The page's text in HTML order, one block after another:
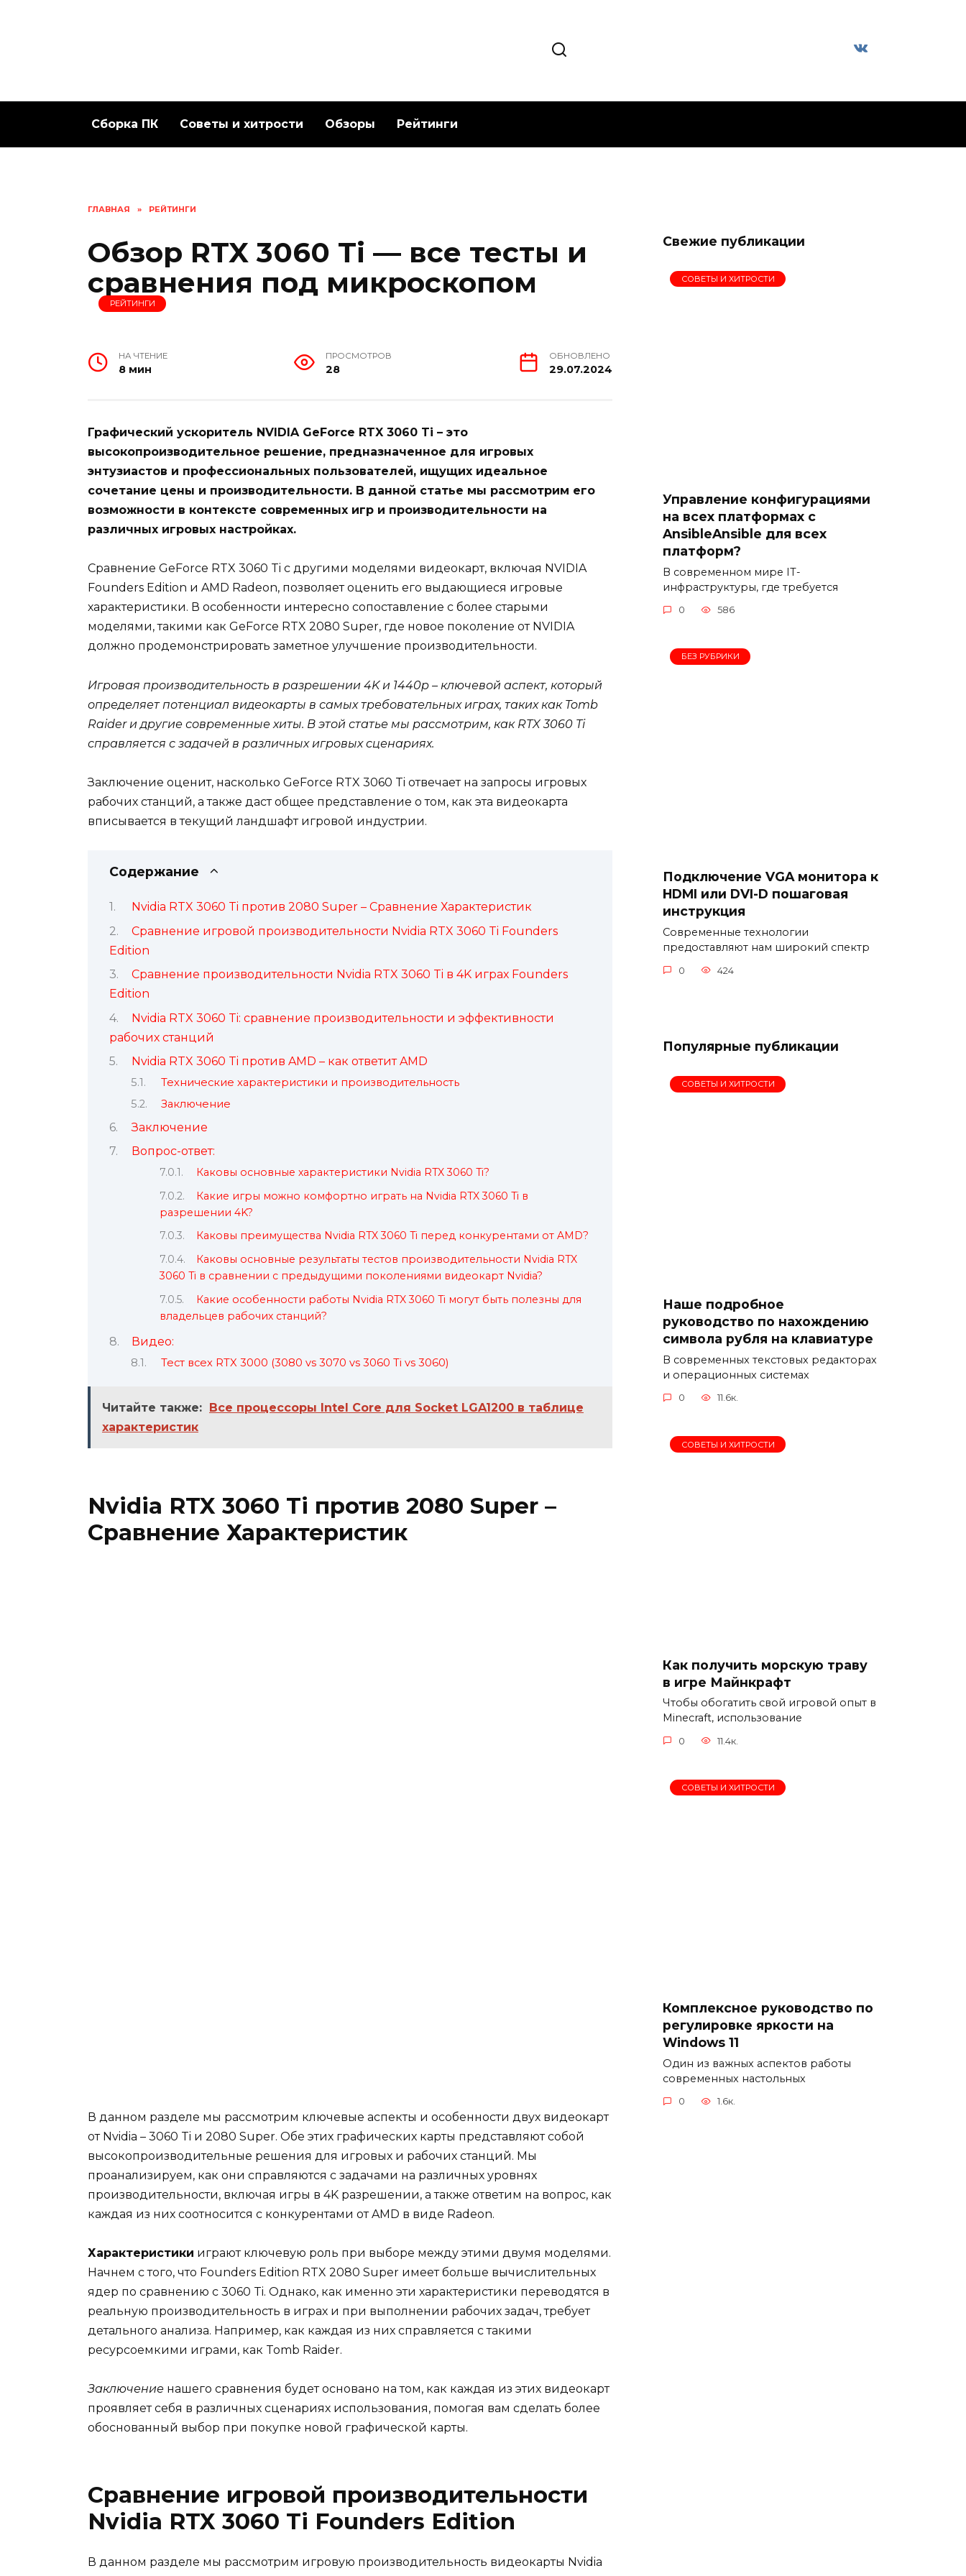
Сборка ПК Советы и хитрости Обзоры Рейтинги
ГЛАВНАЯ » РЕЙТИНГИ
Обзор RTX 3060 Ti — все тесты и
сравнения под микроскопом
РЕЙТИНГИ
НА ЧТЕНИЕ
8 мин
ПРОСМОТРОВ
28
ОБНОВЛЕНО
29.07.2024
Графический ускоритель NVIDIA GeForce RTX 3060 Ti – это
высокопроизводительное решение, предназначенное для игровых
энтузиастов и профессиональных пользователей, ищущих идеальное
сочетание цены и производительности. В данной статье мы рассмотрим его
возможности в контексте современных игр и производительности на
различных игровых настройках.
Сравнение GeForce RTX 3060 Ti с другими моделями видеокарт, включая NVIDIA
Founders Edition и AMD Radeon, позволяет оценить его выдающиеся игровые
характеристики. В особенности интересно сопоставление с более старыми
моделями, такими как GeForce RTX 2080 Super, где новое поколение от NVIDIA
должно продемонстрировать заметное улучшение производительности.
Игровая производительность в разрешении 4K и 1440p – ключевой аспект, который
определяет потенциал видеокарты в самых требовательных играх, таких как Tomb
Raider и другие современные хиты. В этой статье мы рассмотрим, как RTX 3060 Ti
справляется с задачей в различных игровых сценариях.
Заключение оценит, насколько GeForce RTX 3060 Ti отвечает на запросы игровых
рабочих станций, а также даст общее представление о том, как эта видеокарта
вписывается в текущий ландшафт игровой индустрии.
Содержание
Nvidia RTX 3060 Ti против 2080 Super – Сравнение Характеристик
Сравнение игровой производительности Nvidia RTX 3060 Ti Founders
Edition
Сравнение производительности Nvidia RTX 3060 Ti в 4K играх Founders
Edition
Nvidia RTX 3060 Ti: сравнение производительности и эффективности
рабочих станций
Nvidia RTX 3060 Ti против AMD – как ответит AMD
Технические характеристики и производительность
Заключение
Заключение
Вопрос-ответ:
Каковы основные характеристики Nvidia RTX 3060 Ti?
Какие игры можно комфортно играть на Nvidia RTX 3060 Ti в
разрешении 4K?
Каковы преимущества Nvidia RTX 3060 Ti перед конкурентами от AMD?
Каковы основные результаты тестов производительности Nvidia RTX
3060 Ti в сравнении с предыдущими поколениями видеокарт Nvidia?
Какие особенности работы Nvidia RTX 3060 Ti могут быть полезны для
владельцев рабочих станций?
Видео:
Тест всех RTX 3000 (3080 vs 3070 vs 3060 Ti vs 3060)
Читайте также: Все процессоры Intel Core для Socket LGA1200 в таблице
характеристик
Nvidia RTX 3060 Ti против 2080 Super –
Сравнение Характеристик
В данном разделе мы рассмотрим ключевые аспекты и особенности двух видеокарт
от Nvidia – 3060 Ti и 2080 Super. Обе этих графических карты представляют собой
высокопроизводительные решения для игровых и рабочих станций. Мы
проанализируем, как они справляются с задачами на различных уровнях
производительности, включая игры в 4K разрешении, а также ответим на вопрос, как
каждая из них соотносится с конкурентами от AMD в виде Radeon.
Характеристики играют ключевую роль при выборе между этими двумя моделями.
Начнем с того, что Founders Edition RTX 2080 Super имеет больше вычислительных
ядер по сравнению с 3060 Ti. Однако, как именно эти характеристики переводятся в
реальную производительность в играх и при выполнении рабочих задач, требует
детального анализа. Например, как каждая из них справляется с такими
ресурсоемкими играми, как Tomb Raider.
Заключение нашего сравнения будет основано на том, как каждая из этих видеокарт
проявляет себя в различных сценариях использования, помогая вам сделать более
обоснованный выбор при покупке новой графической карты.
Сравнение игровой производительности
Nvidia RTX 3060 Ti Founders Edition
В данном разделе мы рассмотрим игровую производительность видеокарты Nvidia
Свежие публикации
СОВЕТЫ И ХИТРОСТИ
Управление конфигурациями
на всех платформах с
AnsibleAnsible для всех
платформ?
В современном мире IT-
инфраструктуры, где требуется
0 586
БЕЗ РУБРИКИ
Подключение VGA монитора к
HDMI или DVI-D пошаговая
инструкция
Современные технологии
предоставляют нам широкий спектр
0 424
Популярные публикации
СОВЕТЫ И ХИТРОСТИ
Наше подробное
руководство по нахождению
символа рубля на клавиатуре
В современных текстовых редакторах
и операционных системах
0 11.6к.
СОВЕТЫ И ХИТРОСТИ
Как получить морскую траву
в игре Майнкрафт
Чтобы обогатить свой игровой опыт в
Minecraft, использование
0 11.4к.
СОВЕТЫ И ХИТРОСТИ
Комплексное руководство по
регулировке яркости на
Windows 11
Один из важных аспектов работы
современных настольных
0 1.6к.